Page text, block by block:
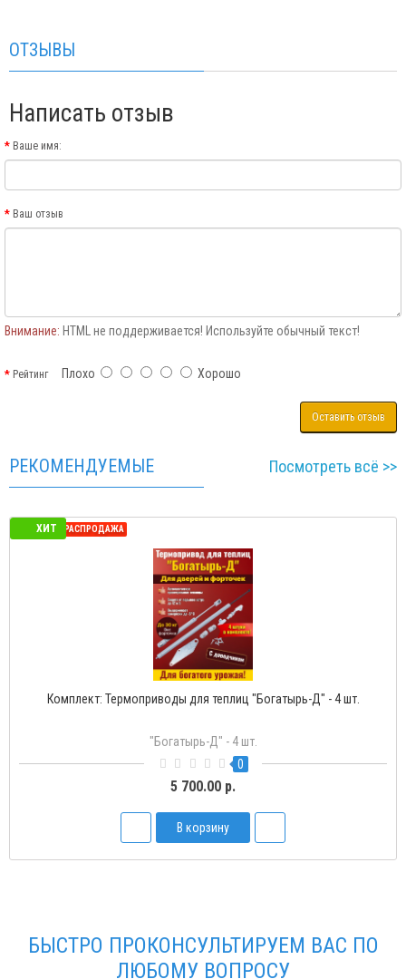
ОТЗЫВЫ
Написать отзыв
Ваше имя:
Ваш отзыв
Внимание: HTML не поддерживается! Используйте обычный текст!
РейтингПлохо Хорошо
Оставить отзыв
РЕКОМЕНДУЕМЫЕ Посмотреть всё >>
ХИТ
СЕЗОННАЯ РАСПРОДАЖА
Комплект: Термоприводы для теплиц "Богатырь-Д" - 4 шт.
"Богатырь-Д" - 4 шт.
0
5 700.00 р.
В корзину
БЫСТРО ПРОКОНСУЛЬТИРУЕМ ВАС ПО
ЛЮБОМУ ВОПРОСУ